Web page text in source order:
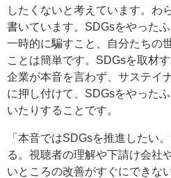
したくないと考えています。わ
書いています。SDGsをやった
一時的に騙すこと、自分たちの
ことは簡単です。SDGsを取材
企業が本音を言わず、サステイ
に押し付けて、SDGsをやった
いたりすることです。
「本音ではSDGsを推進したい
る。視聴者の理解や下請け会社
いところの改善がすぐにできな